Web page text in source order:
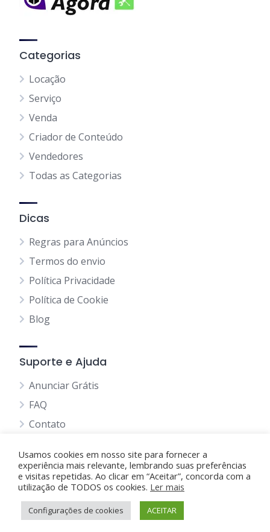
Categorias
Locação
Serviço
Venda
Criador de Conteúdo
Vendedores
Todas as Categorias
Dicas
Regras para Anúncios
Termos do envio
Política Privacidade
Política de Cookie
Blog
Suporte e Ajuda
Anunciar Grátis
FAQ
Contato
Anunciando Agora
Página Inicial
Minha Conta
Usamos cookies em nosso site para fornecer a
experiência mais relevante, lembrando suas preferências
e visitas repetidas. Ao clicar em “Aceitar”, concorda com a
utilização de TODOS os cookies. Ler mais
Configurações de cookies ACEITAR